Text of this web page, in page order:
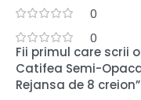
0
0
Fii primul care scrii
Catifea Semi-
Rejansa de 8 creion”